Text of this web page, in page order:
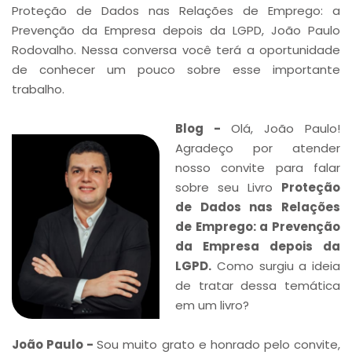
Proteção de Dados nas Relações de Emprego: a
Prevenção da Empresa depois da LGPD, João Paulo
Rodovalho. Nessa conversa você terá a oportunidade
de conhecer um pouco sobre esse importante
trabalho.
Blog -Olá, João Paulo!
Agradeço por atender
nosso convite para falar
sobre seu Livro Proteção
de Dados nas Relações
de Emprego: a Prevenção
da Empresa depois da
LGPD. Como surgiu a ideia
de tratar dessa temática
em um livro?
João Paulo -Sou muito grato e honrado pelo convite,